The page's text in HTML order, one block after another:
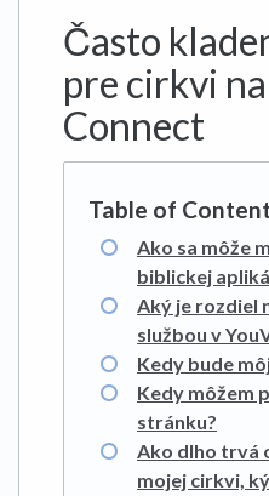
Často
pre cirkvi
Connect
Ako sa môže
biblickej
Aký je rozdiel
službou v
Kedy bude
Kedy môžem
stránku?
Ako dlho trvá
mojej cirkvi,